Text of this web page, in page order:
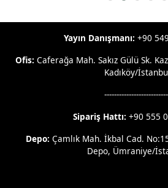
Yayın Danışmanı: +90
Ofis: Caferağa Mah. Sakız Gülü Sk.
Kadıköy/
Sipariş Hattı: +90 555
Depo: Çamlık Mah. İkbal Cad.
Depo, Ümraniye/